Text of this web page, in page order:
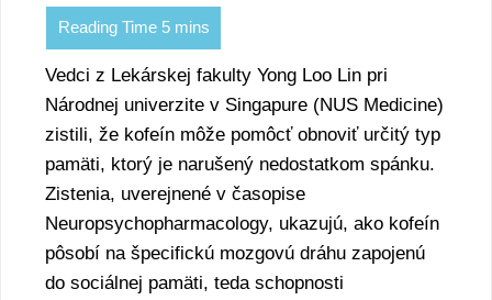
Vedci z Lekárskej fakulty Yong Loo Lin pri
Národnej univerzite v Singapure (NUS Medicine)
zistili, že kofeín môže pomôcť obnoviť určitý typ
pamäti, ktorý je narušený nedostatkom spánku.
Zistenia, uverejnené v časopise
Neuropsychopharmacology, ukazujú, ako kofeín
pôsobí na špecifickú mozgovú dráhu zapojenú
do sociálnej pamäti, teda schopnosti